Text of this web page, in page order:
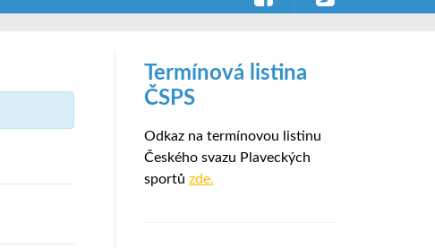
Termínová listina
ČSPS
Odkaz na termínovou listinu
Českého svazu Plaveckých
sportů zde.